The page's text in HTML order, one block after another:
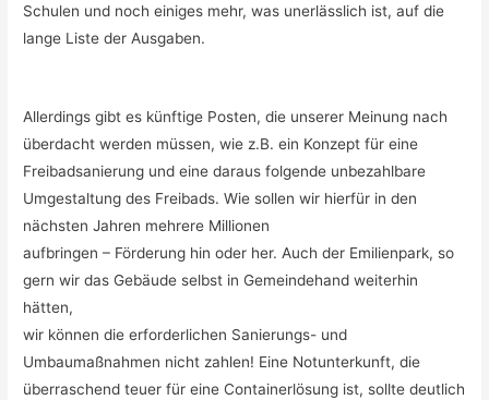
Schulen und noch einiges mehr, was unerlässlich ist, auf die
lange Liste der Ausgaben.
Allerdings gibt es künftige Posten, die unserer Meinung nach
überdacht werden müssen, wie z.B. ein Konzept für eine
Freibadsanierung und eine daraus folgende unbezahlbare
Umgestaltung des Freibads. Wie sollen wir hierfür in den
nächsten Jahren mehrere Millionen
aufbringen – Förderung hin oder her. Auch der Emilienpark, so
gern wir das Gebäude selbst in Gemeindehand weiterhin
hätten,
wir können die erforderlichen Sanierungs- und
Umbaumaßnahmen nicht zahlen! Eine Notunterkunft, die
überraschend teuer für eine Containerlösung ist, sollte deutlich